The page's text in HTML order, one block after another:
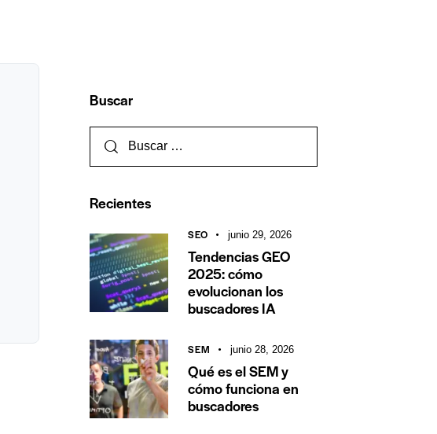
Buscar
Recientes
SEO junio 29, 2026
Tendencias GEO
2025: cómo
evolucionan los
buscadores IA
SEM junio 28, 2026
Qué es el SEM y
cómo funciona en
buscadores